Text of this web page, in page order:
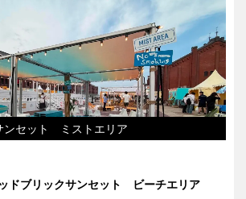
ンセット ミストエリア
ドブリックサンセット ビーチエリア